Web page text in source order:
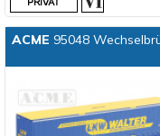
ACME 95048